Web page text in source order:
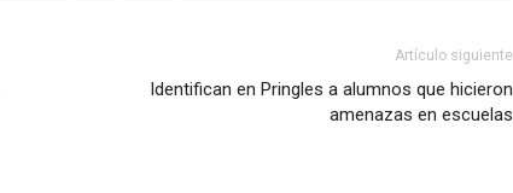
Artículo siguiente
Identifican en Pringles a alumnos que hicieron
amenazas en escuelas